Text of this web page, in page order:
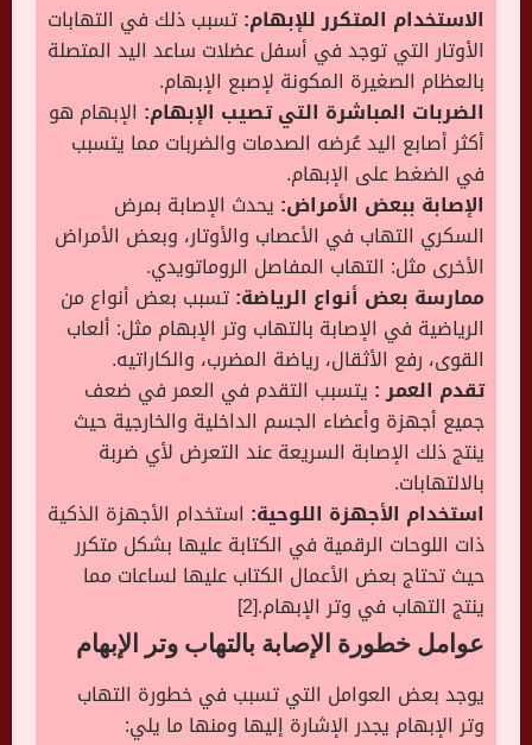
الاستخدام المتكرر للإبهام:تسبب ذلك في التهابات
الأوتار التي توجد في أسفل عضلات ساعد اليد المتصلة
بالعظام الصغيرة المكونة لإصبع الإبهام.
الضربات المباشرة التي تصيب الإبهام: الإبهام هو
أكثر أصابع اليد عُرضه الصدمات والضربات مما يتسبب
في الضغط على الإبهام.
الإصابة ببعض الأمراض: يحدث الإصابة بمرض
السكري التهاب في الأعصاب والأوتار، وبعض الأمراض
الأخرى مثل: التهاب المفاصل الروماتويدي.
ممارسة بعض أنواع الرياضة:تسبب بعض أنواع من
الرياضية في الإصابة بالتهاب وتر الإبهام مثل: ألعاب
القوى، رفع الأثقال، رياضة المضرب، والكاراتيه.
تقدم العمر : يتسبب التقدم في العمر في ضعف
جميع أجهزة وأعضاء الجسم الداخلية والخارجية حيث
ينتج ذلك الإصابة السريعة عند التعرض لأي ضربة
بالالتهابات.
استخدام الأجهزة اللوحية: استخدام الأجهزة الذكية
ذات اللوحات الرقمية في الكتابة عليها بشكل متكرر
حيث تحتاج بعض الأعمال الكتاب عليها لساعات مما
ينتج التهاب في وتر الإبهام.[2]
عوامل خطورة الإصابة بالتهاب وتر الإبهام
يوجد بعض العوامل التي تسبب في خطورة التهاب
وتر الإبهام يجدر الإشارة إليها ومنها ما يلي: